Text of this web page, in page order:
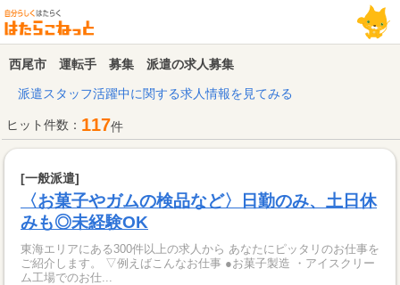
西尾市 運転手 募集 派遣の求人募集
派遣スタッフ活躍中に関する求人情報を見てみる
ヒット件数： 117件
[一般派遣]
〈お菓子やガムの検品など〉日勤のみ、土日休
みも◎未経験OK
東海エリアにある300件以上の求人から あなたにピッタリのお仕事を
ご紹介します。 ▽例えばこんなお仕事 ●お菓子製造 ・アイスクリー
ム工場でのお仕...